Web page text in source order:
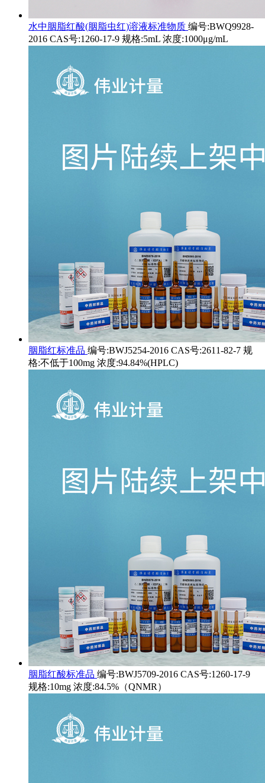
水中胭脂红酸(胭脂虫红)溶液标准物质 编号:BWQ9928-
2016 CAS号:1260-17-9 规格:5mL 浓度:1000μg/mL
胭脂红标准品 编号:BWJ5254-2016 CAS号:2611-82-7 规
格:不低于100mg 浓度:94.84%(HPLC)
胭脂红酸标准品 编号:BWJ5709-2016 CAS号:1260-17-9
规格:10mg 浓度:84.5%（QNMR）